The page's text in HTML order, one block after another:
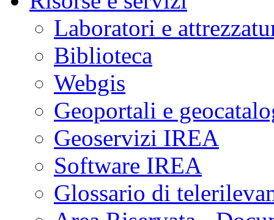
Laboratori e
Biblioteca
Webgis
Geoportali e
Geoservizi IREA
Software IREA
Glossario di